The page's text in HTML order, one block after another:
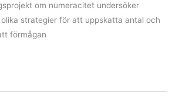
om numeracitet undersöker
strategier för att uppskatta antal och
förmågan